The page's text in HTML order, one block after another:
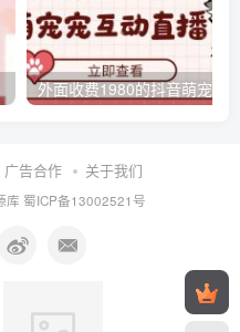
广告合作 关于我们
库 蜀ICP备13002521号